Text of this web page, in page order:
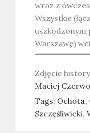
wraz z
Wszystkie
uszkodzonym
Warszawę)
Zdjęcie
Maciej
Tags: Ochota
Szczęśliwicki